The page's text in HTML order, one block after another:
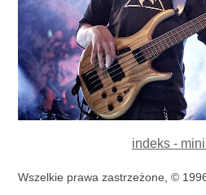
indeks -
Wszelkie prawa zastrzeżone, ©